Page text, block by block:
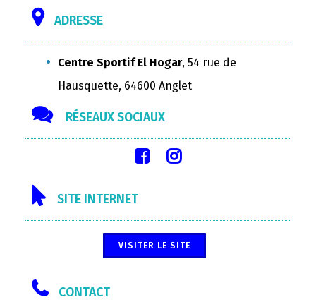
ADRESSE
Centre Sportif El Hogar, 54 rue de
Hausquette, 64600 Anglet
RÉSEAUX SOCIAUX
SITE INTERNET
VISITER LE SITE
CONTACT